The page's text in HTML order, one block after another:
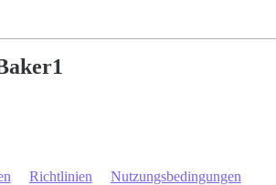
Richtlinien Nutzungsbedingungen